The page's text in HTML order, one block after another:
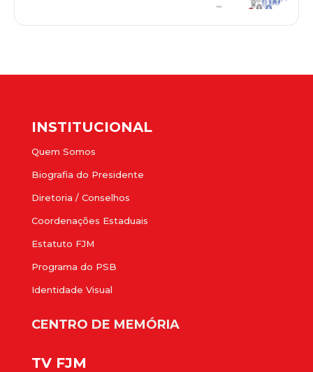
INSTITUCIONAL
Quem Somos
Biografia do Presidente
Diretoria / Conselhos
Coordenações Estaduais
Estatuto FJM
Programa do PSB
Identidade Visual
CENTRO DE MEMÓRIA
TV FJM